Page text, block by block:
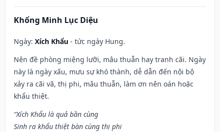
Khổng Minh Lục Diệu
Ngày: Xích Khẩu - tức ngày Hung.
Nên đề phòng miệng lưỡi, mâu thuẫn hay tranh cãi. Ngày
này là ngày xấu, mưu sự khó thành, dễ dẫn đến nội bộ
xảy ra cãi vã, thị phi, mâu thuẫn, làm ơn nên oán hoặc
khẩu thiệt.
“Xích Khẩu là quả bần cùng
Sinh ra khẩu thiệt bàn cùng thị phi